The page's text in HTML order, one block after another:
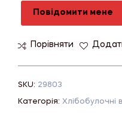
Повідомити мене
Порівняти
SKU: 29803
Категорія: Хлібобулочні